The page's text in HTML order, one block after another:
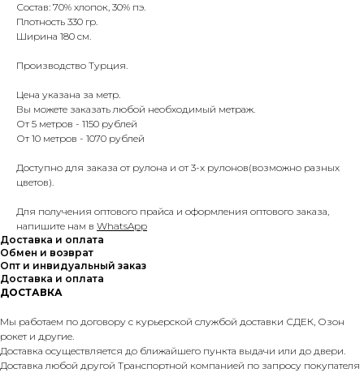
Состав: 70% хлопок, 30% пэ.
Плотность 330 гр.
Ширина 180 см.
Производство Турция.
Цена указана за метр.
Вы можете заказать любой необходимый метраж.
От 5 метров - 1150 рублей
От 10 метров - 1070 рублей
Доступно для заказа от рулона и от 3-х рулонов(возможно разных
цветов).
Для получения оптового прайса и оформления оптового заказа,
напишите нам в WhatsApp
Доставка и оплата
Обмен и возврат
Опт и инвидуальный заказ
Доставка и оплата
ДОСТАВКА
Мы работаем по договору с курьерской службой доставки СДЕК, Озон
рокет и другие.
Доставка осуществляется до ближайшего пункта выдачи или до двери.
Доставка любой другой Транспортной компанией по запросу покупателя